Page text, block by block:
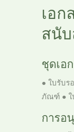
เอก
สนั
ชุดเอ
● ใบรับร
ภัณฑ์ ● ใ
การอ